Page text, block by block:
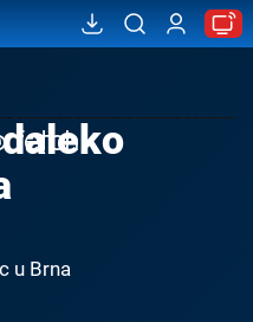
fetch
u Brna